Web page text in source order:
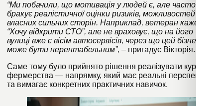
“Ми побачили, що мотивація у людей є, але часто
бракує реалістичної оцінки ризиків, можливостей і
власних сильних сторін. Наприклад, ветеран каже:
“Хочу відкрити СТО”, але не враховує, що на його
вулиці вже є вісім автосервісів, через що цей бізнес
може бути нерентабельним”, – пригадує Вікторія.
Саме тому було прийнято рішення реалізувати курс із
фермерства — напрямку, який має реальні перспективи
та вимагає конкретних практичних навичок.